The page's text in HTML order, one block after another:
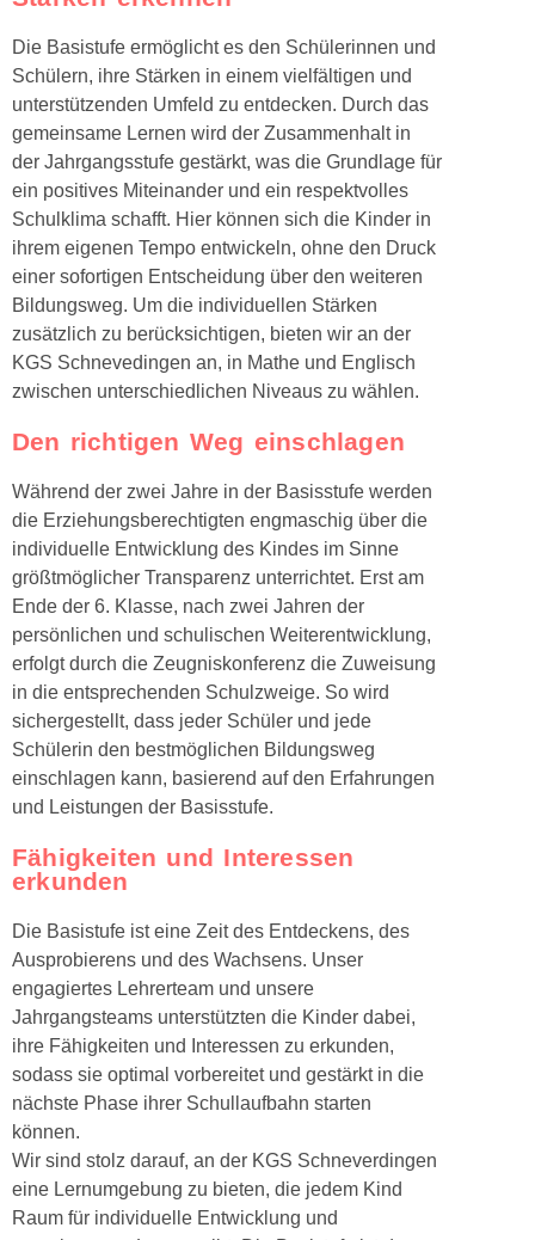
Die Basistufe ermöglicht es den Schülerinnen und
Schülern, ihre Stärken in einem vielfältigen und
unterstützenden Umfeld zu entdecken. Durch das
gemeinsame Lernen wird der Zusammenhalt in
der Jahrgangsstufe gestärkt, was die Grundlage für
ein positives Miteinander und ein respektvolles
Schulklima schafft. Hier können sich die Kinder in
ihrem eigenen Tempo entwickeln, ohne den Druck
einer sofortigen Entscheidung über den weiteren
Bildungsweg. Um die individuellen Stärken
zusätzlich zu berücksichtigen, bieten wir an der
KGS Schnevedingen an, in Mathe und Englisch
zwischen unterschiedlichen Niveaus zu wählen.
Den richtigen Weg einschlagen
Während der zwei Jahre in der Basisstufe werden
die Erziehungsberechtigten engmaschig über die
individuelle Entwicklung des Kindes im Sinne
größtmöglicher Transparenz unterrichtet. Erst am
Ende der 6. Klasse, nach zwei Jahren der
persönlichen und schulischen Weiterentwicklung,
erfolgt durch die Zeugniskonferenz die Zuweisung
in die entsprechenden Schulzweige. So wird
sichergestellt, dass jeder Schüler und jede
Schülerin den bestmöglichen Bildungsweg
einschlagen kann, basierend auf den Erfahrungen
und Leistungen der Basisstufe.
Fähigkeiten und Interessen
erkunden
Die Basistufe ist eine Zeit des Entdeckens, des
Ausprobierens und des Wachsens. Unser
engagiertes Lehrerteam und unsere
Jahrgangsteams unterstützten die Kinder dabei,
ihre Fähigkeiten und Interessen zu erkunden,
sodass sie optimal vorbereitet und gestärkt in die
nächste Phase ihrer Schullaufbahn starten
können.
Wir sind stolz darauf, an der KGS Schneverdingen
eine Lernumgebung zu bieten, die jedem Kind
Raum für individuelle Entwicklung und